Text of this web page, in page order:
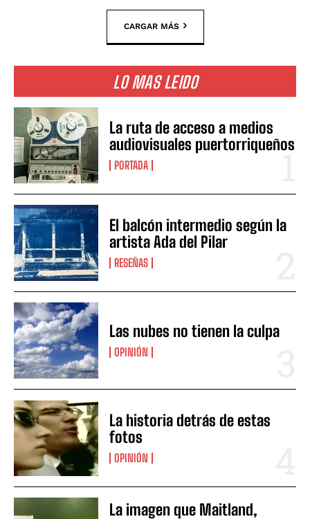
CARGAR MÁS
LO MAS LEIDO
La ruta de acceso a medios
audiovisuales puertorriqueños
PORTADA
El balcón intermedio según la
artista Ada del Pilar
RESEÑAS
Las nubes no tienen la culpa
OPINIÓN
La historia detrás de estas
fotos
OPINIÓN
La imagen que Maitland,